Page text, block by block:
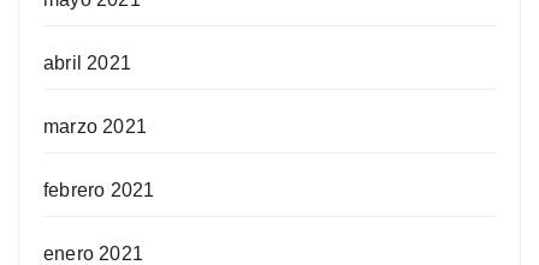
abril 2021
marzo 2021
febrero 2021
enero 2021